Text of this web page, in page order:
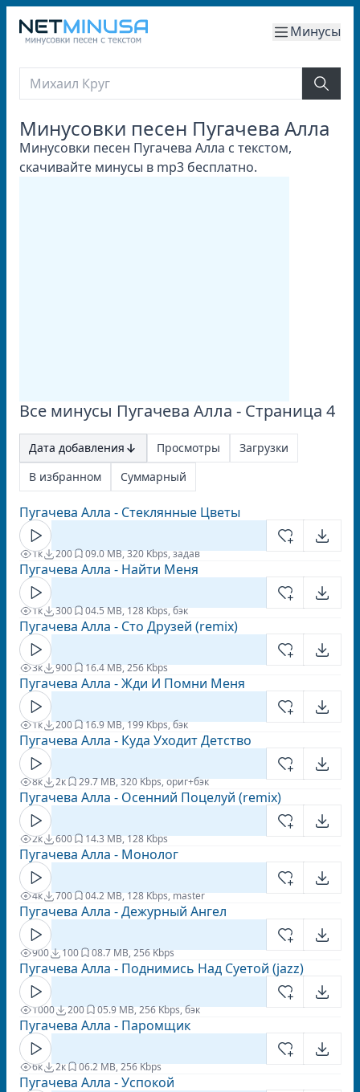
Минусы
Минусовки песен Пугачева Алла
Минусовки песен Пугачева Алла с текстом,
скачивайте минусы в mp3 бесплатно.
Все минусы Пугачева Алла - Страница 4
Дата добавления Просмотры
Загрузки
В избранном
Суммарный
Пугачева Алла - Стеклянные Цветы
1к 200 09.0 MB, 320 Kbps, задав
Пугачева Алла - Найти Меня
1к 300 04.5 MB, 128 Kbps, бэк
Пугачева Алла - Сто Друзей (remix)
3к 900 16.4 MB, 256 Kbps
Пугачева Алла - Жди И Помни Меня
1к 200 16.9 MB, 199 Kbps, бэк
Пугачева Алла - Куда Уходит Детство
8к 2к 29.7 MB, 320 Kbps, ориг+бэк
Пугачева Алла - Осенний Поцелуй (remix)
2к 600 14.3 MB, 128 Kbps
Пугачева Алла - Монолог
4к 700 04.2 MB, 128 Kbps, master
Пугачева Алла - Дежурный Ангел
900 100 08.7 MB, 256 Kbps
Пугачева Алла - Поднимись Над Суетой (jazz)
1000 200 05.9 MB, 256 Kbps, бэк
Пугачева Алла - Паромщик
6к 2к 06.2 MB, 256 Kbps
Пугачева Алла - Успокой